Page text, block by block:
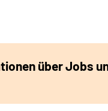
über Jobs